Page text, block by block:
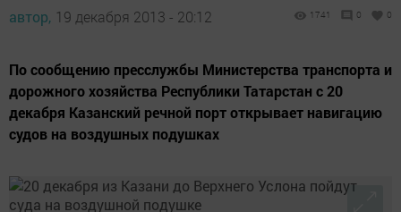
автор, 19 декабря 2013 - 20:12 1741 0 0
По сообщению пресслужбы Министерства транспорта и
дорожного хозяйства Республики Татарстан с 20
декабря Казанский речной порт открывает навигацию
судов на воздушных подушках